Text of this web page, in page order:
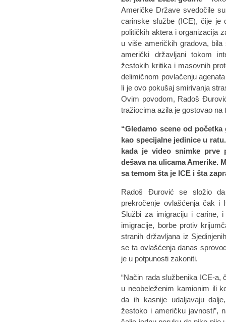
Američke Države svedočile
carinske službe (ICE), čije je
političkih aktera i organizacija
u više američkih gradova,
američki državljani tokom
žestokih kritika i masovnih
delimičnom povlačenju
li je ovo pokušaj smirivanja
Ovim povodom, Radoš
tražiocima azila je gostovao na
“Gledamo scene od
kao specijalne jedinice u
kada je video snimke prve
dešava na ulicama Amerike.
sa temom šta je ICE i šta
Radoš Đurović se složio
prekročenje ovlašćenja čak
Službi za imigraciju i carine,
imigracije, borbe protiv
stranih državljana iz
se ta ovlašćenja danas
je u potpunosti zakoniti.
“Način rada službenika ICE-a,
u neobeleženim kamionim ili
da ih kasnije udaljavaju
žestoko i američku javnosti”,